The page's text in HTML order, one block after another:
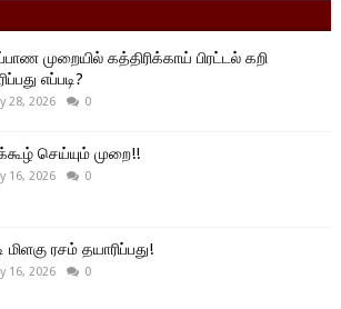
முறையில் கத்திரிக்காய் பிரட்டல் கறி
எப்படி?
28, 2026 0
செய்யும் முறை!!
16, 2026 0
மிளகு ரசம் தயாரிப்பது!
16, 2026 0